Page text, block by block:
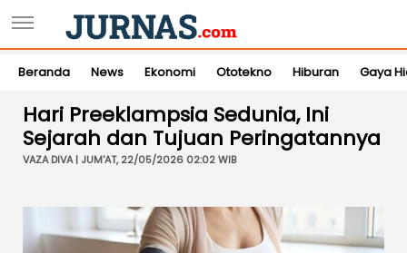
Beranda News Ekonomi Ototekno Hiburan Gaya
Hari Preeklampsia Sedunia, Ini
Sejarah dan Tujuan Peringatannya
VAZA DIVA | JUM'AT, 22/05/2026 02:02 WIB